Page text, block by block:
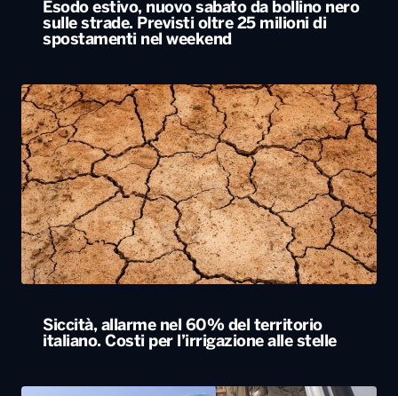
Esodo estivo, nuovo sabato da bollino nero
sulle strade. Previsti oltre 25 milioni di
spostamenti nel weekend
Siccità, allarme nel 60% del territorio
italiano. Costi per l’irrigazione alle stelle